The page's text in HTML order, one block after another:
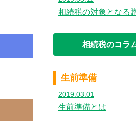
相続税の対象となる
相続税のコラ
生前準備
2019.03.01
生前準備とは